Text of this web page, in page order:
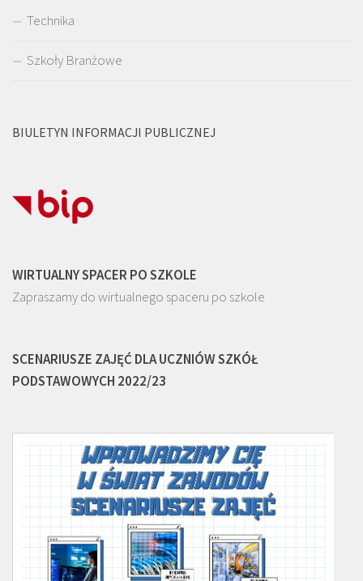
Technika
Szkoły Branżowe
BIULETYN INFORMACJI PUBLICZNEJ
WIRTUALNY SPACER PO SZKOLE
Zapraszamy do wirtualnego spaceru po szkole
SCENARIUSZE ZAJĘĆ DLA UCZNIÓW SZKÓŁ
PODSTAWOWYCH 2022/23